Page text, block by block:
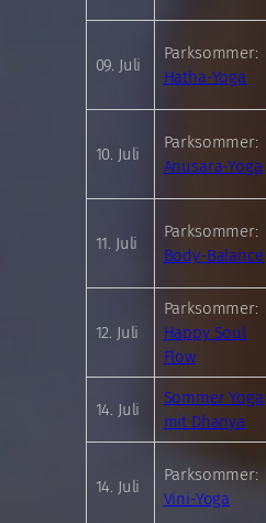
09. Juli
Parksommer:
Hatha-Yoga
10. Juli
Parksommer:
Anusara-Yoga
11. Juli
Parksommer:
Body-Balance
12. Juli
Parksommer:
Happy Soul
Flow
14. Juli
Sommer Yoga
mit Dhanya
14. Juli
Parksommer:
Vini-Yoga